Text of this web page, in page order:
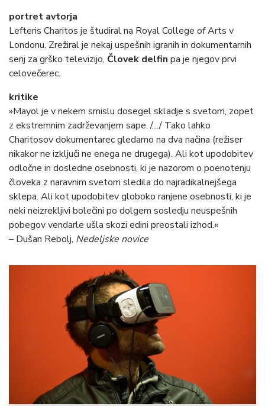
portret avtorja
Lefteris Charitos je študiral na Royal College of Arts v
Londonu. Zrežiral je nekaj uspešnih igranih in dokumentarnih
serij za grško televizijo, Človek delfin pa je njegov prvi
celovečerec.
kritike
»Mayol je v nekem smislu dosegel skladje s svetom, zopet
z ekstremnim zadrževanjem sape. /…/ Tako lahko
Charitosov dokumentarec gledamo na dva načina (režiser
nikakor ne izključi ne enega ne drugega). Ali kot upodobitev
odločne in dosledne osebnosti, ki je nazorom o poenotenju
človeka z naravnim svetom sledila do najradikalnejšega
sklepa. Ali kot upodobitev globoko ranjene osebnosti, ki je
neki neizrekljivi bolečini po dolgem sosledju neuspešnih
pobegov vendarle ušla skozi edini preostali izhod.«
– Dušan Rebolj, Nedeljske novice